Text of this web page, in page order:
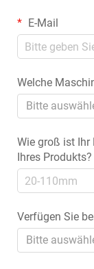
E-Mail
Welche
Bitte
Wie groß ist Ihr
Ihres Produkts?
Verfügen Sie
Bitte